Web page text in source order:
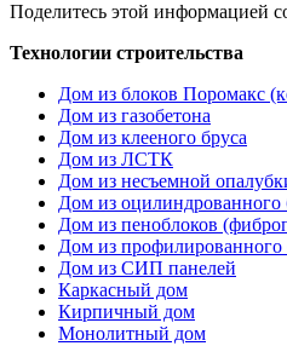
Поделитесь этой информацией
Технологии строительства
Дом из блоков Поромакс
Дом из газобетона
Дом из клееного бруса
Дом из ЛСТК
Дом из несъемной
Дом из оцилиндрованного
Дом из пеноблоков
Дом из профилированного
Дом из СИП панелей
Каркасный дом
Кирпичный дом
Монолитный дом